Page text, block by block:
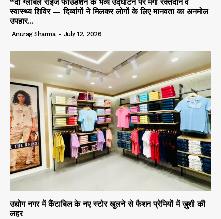
“दा ग्लोबल राइज फाउंडेशन के भव्य उद्घाटन पर मेगा रक्तदान व
स्वास्थ्य शिविर — दिव्यांगों ने मिलकर लोगों के लिए मानवता का अनमोल
उपहार...
Anurag Sharma - July 12, 2026
उद्योग नगर में कैंटाबिल के नए स्टोर खुलने से फैशन प्रेमियों में ख़ुशी की
लहर